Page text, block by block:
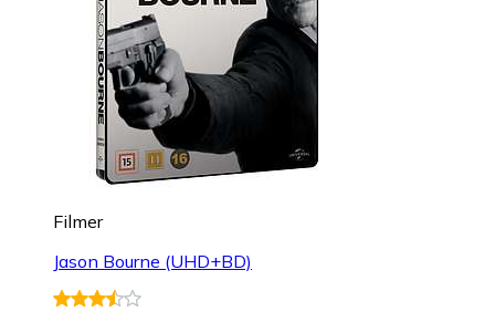
Filmer
Jason Bourne (UHD+BD)